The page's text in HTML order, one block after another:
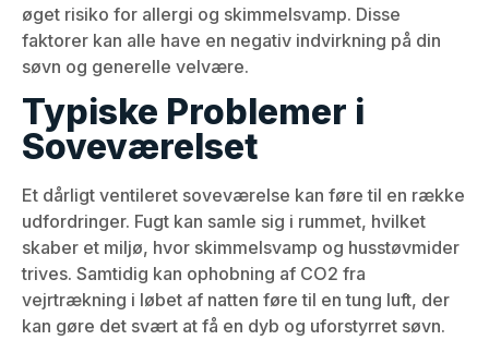
øget risiko for allergi og skimmelsvamp. Disse
faktorer kan alle have en negativ indvirkning på din
søvn og generelle velvære.
Typiske Problemer i
Soveværelset
Et dårligt ventileret soveværelse kan føre til en række
udfordringer. Fugt kan samle sig i rummet, hvilket
skaber et miljø, hvor skimmelsvamp og husstøvmider
trives. Samtidig kan ophobning af CO2 fra
vejrtrækning i løbet af natten føre til en tung luft, der
kan gøre det svært at få en dyb og uforstyrret søvn.